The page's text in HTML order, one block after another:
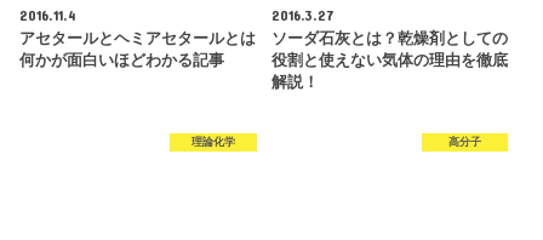
2016.11.4
アセタールとヘミアセタールとは
何かが面白いほどわかる記事
2016.3.27
ソーダ石灰とは？乾燥剤としての
役割と使えない気体の理由を徹底
解説！
理論化学 高分子